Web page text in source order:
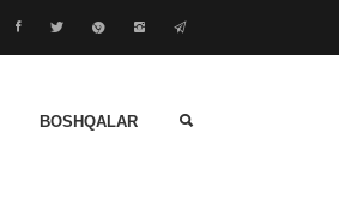
BOSHQALAR